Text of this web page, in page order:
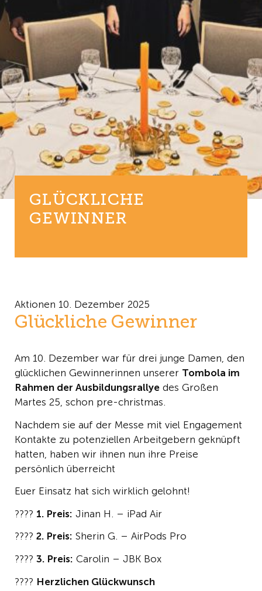
GLÜCKLICHE
GEWINNER
Aktionen 10. Dezember 2025
Glückliche Gewinner
Am 10. Dezember war für drei junge Damen, den
glücklichen Gewinnerinnen unserer Tombola im
Rahmen der Ausbildungsrallye des Großen
Martes 25, schon pre-christmas.
Nachdem sie auf der Messe mit viel Engagement
Kontakte zu potenziellen Arbeitgebern geknüpft
hatten, haben wir ihnen nun ihre Preise
persönlich überreicht
Euer Einsatz hat sich wirklich gelohnt!
???? 1. Preis: Jinan H. – iPad Air
???? 2. Preis: Sherin G. – AirPods Pro
???? 3. Preis: Carolin – JBK Box
???? Herzlichen Glückwunsch